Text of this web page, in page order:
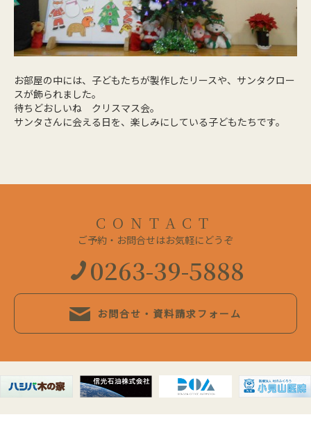
お部屋の中には、子どもたちが製作したリースや、サンタクロー
スが飾られました。
待ちどおしいね クリスマス会。
サンタさんに会える日を、楽しみにしている子どもたちです。
CONTACT
ご予約・お問合せはお気軽にどうぞ
0263-39-5888
お問合せ・資料請求フォーム